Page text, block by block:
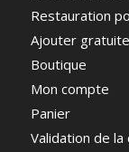
Restauration
Ajouter
Boutique
Mon compte
Panier
Validation de la